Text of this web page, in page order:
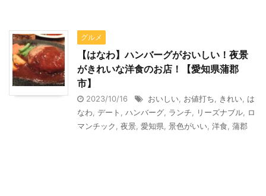
グルメ
【はなわ】ハンバーグがおいしい！夜景
がきれいな洋食のお店！【愛知県蒲郡
市】
2023/10/16 おいしい お値打ち きれい は
なわ デート ハンバーグ ランチ リーズナブル
ロ
マンチック
夜景 愛知県 景色がいい 洋食 蒲郡